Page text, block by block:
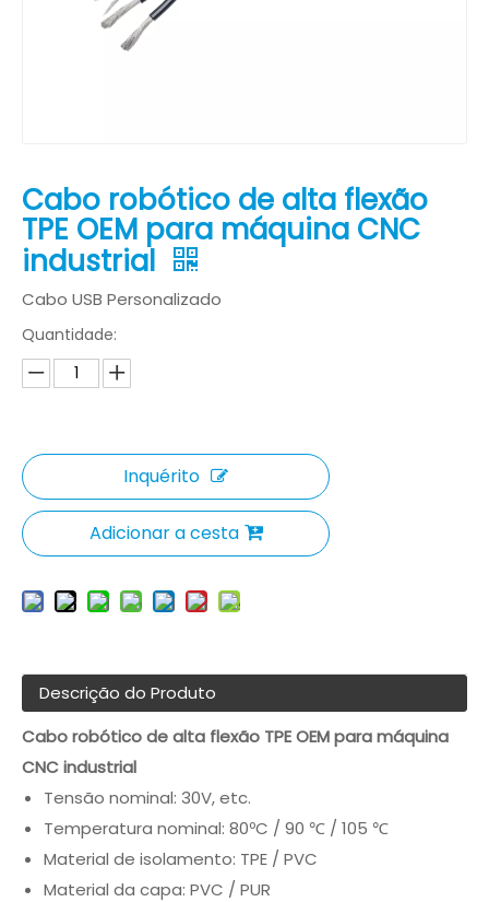
Cabo robótico de alta flexão
TPE OEM para máquina CNC
industrial
Cabo USB Personalizado
Quantidade:
Inquérito
Adicionar a cesta
Descrição do Produto
Cabo robótico de alta flexão TPE OEM para máquina
CNC industrial
Tensão nominal: 30V, etc.
Temperatura nominal: 80ºC / 90 ℃ / 105 ℃
Material de isolamento: TPE / PVC
Material da capa: PVC / PUR